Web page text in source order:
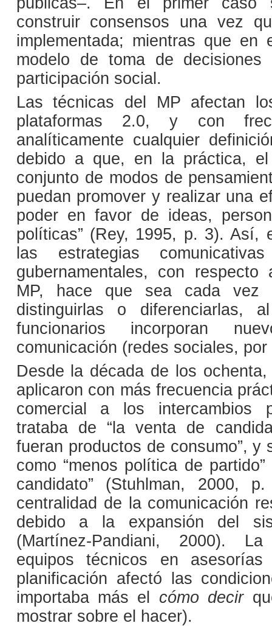
construir consensos una vez
implementada; mientras que en
modelo de toma de decisiones
participación social.
Las técnicas del MP afectan
plataformas 2.0, y con
analíticamente cualquier
debido a que, en la práctica,
conjunto de modos de
puedan promover y realizar una
poder en favor de ideas,
políticas” (Rey, 1995, p. 3). Así,
las estrategias
gubernamentales, con respecto
MP, hace que sea cada vez
distinguirlas o diferenciarlas,
funcionarios incorporan
comunicación (redes sociales, por
Desde la década de los
aplicaron con más frecuencia
comercial a los intercambios
trataba de “la venta de
fueran productos de consumo”, y
como “menos política de
candidato” (Stuhlman, 2000,
centralidad de la comunicación
debido a la expansión del
(Martínez-Pandiani, 2000).
equipos técnicos en
planificación afectó las
importaba más el cómo decir
mostrar sobre el hacer).